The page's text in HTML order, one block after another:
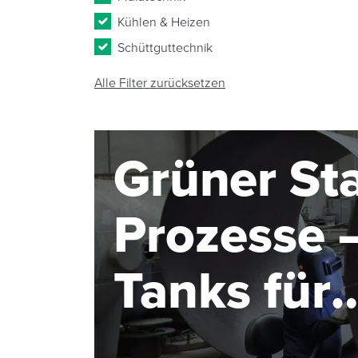
Kühlen & Heizen
Schüttguttechnik
Alle Filter zurücksetzen
Grüner
Prozesse
Tanks für